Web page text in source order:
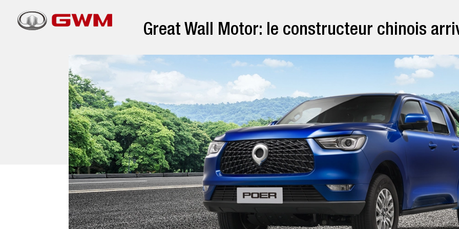
Great Wall Motor: le constructeur chinois